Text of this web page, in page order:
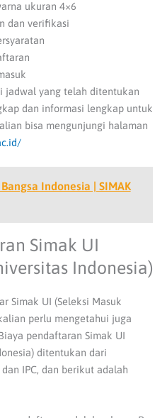
ukuran 4×6
dan verifikasi
jadwal yang telah ditentukan
dan informasi lengkap untuk
bisa mengunjungi halaman
Indonesia | SIMAK
Simak UI
Indonesia)
Simak UI (Seleksi Masuk
perlu mengetahui juga
pendaftaran Simak UI
ditentukan dari
dan IPC, dan berikut adalah